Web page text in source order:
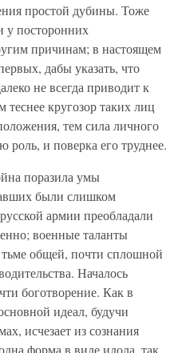
простой дубины. Тоже
у посторонних
причинам; в настоящем
дабы указать, что
не всегда приводит к
кругозор таких лиц
тем сила личного
роль, и поверка его труднее.
поразила умы
были слишком
армии преобладали
военные таланты
общей, почти сплошной
Началось
боготворение. Как в
идеал, будучи
исчезает из сознания
форма в виде идола, так